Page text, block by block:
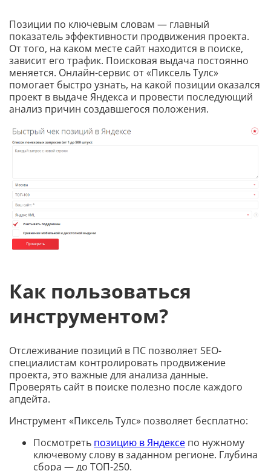
Позиции по ключевым словам — главный
показатель эффективности продвижения проекта.
От того, на каком месте сайт находится в поиске,
зависит его трафик. Поисковая выдача постоянно
меняется. Онлайн-сервис от «Пиксель Тулс»
помогает быстро узнать, на какой позиции оказался
проект в выдаче Яндекса и провести последующий
анализ причин создавшегося положения.
Как пользоваться
инструментом?
Отслеживание позиций в ПС позволяет SEO-
специалистам контролировать продвижение
проекта, это важные для анализа данные.
Проверять сайт в поиске полезно после каждого
апдейта.
Инструмент «Пиксель Тулс» позволяет бесплатно:
Посмотреть позицию в Яндексе по нужному
ключевому слову в заданном регионе. Глубина
сбора — до ТОП-250.